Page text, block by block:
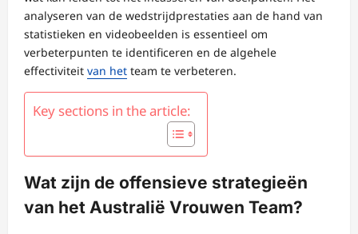
analyseren van de wedstrijdprestaties aan de hand van
statistieken en videobeelden is essentieel om
verbeterpunten te identificeren en de algehele
effectiviteit van het team te verbeteren.
Key sections in the article:
Wat zijn de offensieve strategieën
van het Australië Vrouwen Team?